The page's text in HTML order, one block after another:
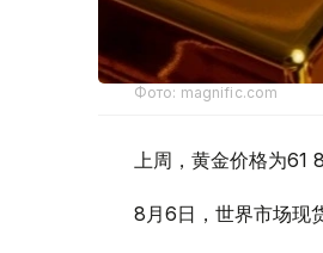
Фото: magnific.com
上周，黄金价格为61
8月6日，世界市场现